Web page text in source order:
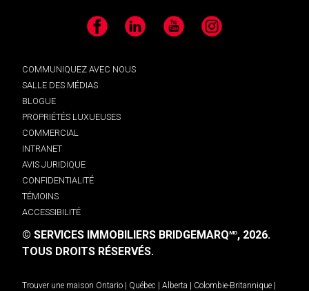
Facebook LinkedIn YouTube Instagram
COMMUNIQUEZ AVEC NOUS
SALLE DES MÉDIAS
BLOGUE
PROPRIÉTÉS LUXUEUSES
COMMERCIAL
INTRANET
AVIS JURIDIQUE
CONFIDENTIALITÉ
TÉMOINS
ACCESSIBILITÉ
© SERVICES IMMOBILIERS BRIDGEMARQMD, 2026.
TOUS DROITS RÉSERVÉS.
Trouver une maison Ontario | Québec | Alberta | Colombie-Britannique |